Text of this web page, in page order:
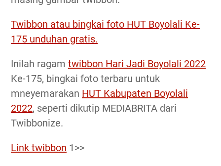
Twibbon atau bingkai foto HUT Boyolali Ke-
175 unduhan gratis.
Inilah ragam twibbon Hari Jadi Boyolali 2022
Ke-175, bingkai foto terbaru untuk
mneyemarakan HUT Kabupaten Boyolali
2022, seperti dikutip MEDIABRITA dari
Twibbonize.
Link twibbon 1>>